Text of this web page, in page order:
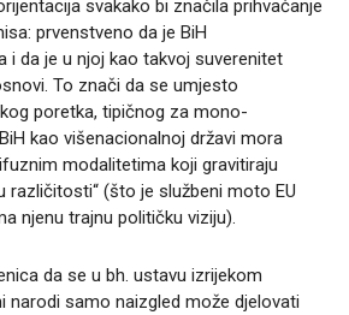
svakako bi značila prihvaćanje
prvenstveno da je BiH
i da je u njoj kao takvoj suverenitet
To znači da se umjesto
poretka, tipičnog za mono-
kao višenacionalnoj državi mora
modalitetima koji gravitiraju
različitosti“ (što je službeni moto EU
njenu trajnu političku viziju).
da se u bh. ustavu izrijekom
narodi samo naizgled može djelovati